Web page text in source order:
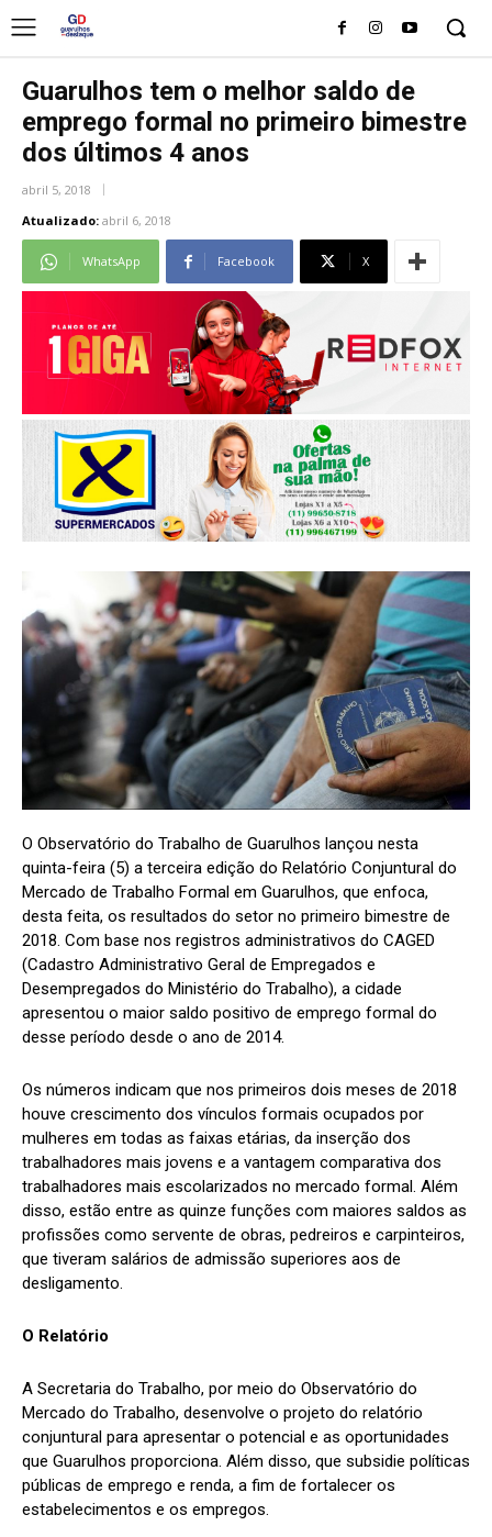
Guarulhos tem o melhor saldo de
emprego formal no primeiro bimestre
dos últimos 4 anos
abril 5, 2018
Atualizado: abril 6, 2018
WhatsApp Facebook X
O Observatório do Trabalho de Guarulhos lançou nesta
quinta-feira (5) a terceira edição do Relatório Conjuntural do
Mercado de Trabalho Formal em Guarulhos, que enfoca,
desta feita, os resultados do setor no primeiro bimestre de
2018. Com base nos registros administrativos do CAGED
(Cadastro Administrativo Geral de Empregados e
Desempregados do Ministério do Trabalho), a cidade
apresentou o maior saldo positivo de emprego formal do
desse período desde o ano de 2014.
Os números indicam que nos primeiros dois meses de 2018
houve crescimento dos vínculos formais ocupados por
mulheres em todas as faixas etárias, da inserção dos
trabalhadores mais jovens e a vantagem comparativa dos
trabalhadores mais escolarizados no mercado formal. Além
disso, estão entre as quinze funções com maiores saldos as
profissões como servente de obras, pedreiros e carpinteiros,
que tiveram salários de admissão superiores aos de
desligamento.
O Relatório
A Secretaria do Trabalho, por meio do Observatório do
Mercado do Trabalho, desenvolve o projeto do relatório
conjuntural para apresentar o potencial e as oportunidades
que Guarulhos proporciona. Além disso, que subsidie políticas
públicas de emprego e renda, a fim de fortalecer os
estabelecimentos e os empregos.